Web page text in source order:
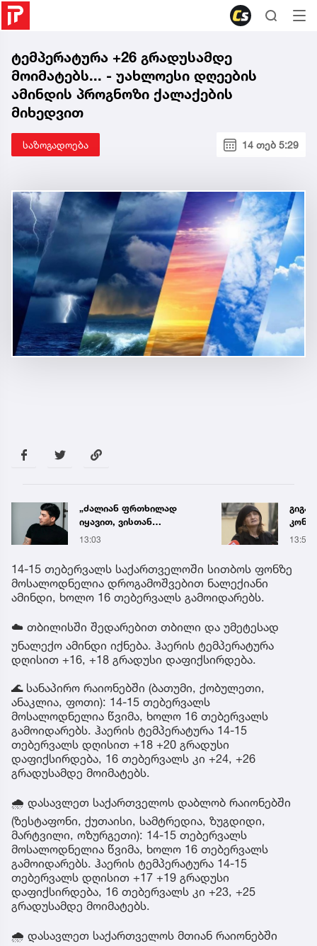
ტემპერატურა +26 გრადუსამდე
მოიმატებს... - უახლოესი დღეების
ამინდის პროგნოზი ქალაქების
მიხედვით
საზოგადოება 14 თებ 5:29
გიგაზე თავდასხმამდე
კონსულტაცია გაიარა... -
რა დეტალებს
მასწავლებლის დედა
13:54 22
14-15 თებერვალს საქართველოში სითბოს ფონზე
მოსალოდნელია დროგამოშვებით ნალექიანი
ამინდი, ხოლო 16 თებერვალს გამოიდარებს.
☁️ თბილისში შედარებით თბილი და უმეტესად
უნალექო ამინდი იქნება. ჰაერის ტემპერატურა
დღისით +16, +18 გრადუსი დაფიქსირდება.
🌊 სანაპირო რაიონებში (ბათუმი, ქობულეთი,
ანაკლია, ფოთი): 14-15 თებერვალს
მოსალოდნელია წვიმა, ხოლო 16 თებერვალს
გამოიდარებს. ჰაერის ტემპერატურა 14-15
თებერვალს დღისით +18 +20 გრადუსი
დაფიქსირდება, 16 თებერვალს კი +24, +26
გრადუსამდე მოიმატებს.
🌧 დასავლეთ საქართველოს დაბლობ რაიონებში
(ზესტაფონი, ქუთაისი, სამტრედია, ზუგდიდი,
მარტვილი, ოზურგეთი): 14-15 თებერვალს
მოსალოდნელია წვიმა, ხოლო 16 თებერვალს
გამოიდარებს. ჰაერის ტემპერატურა 14-15
თებერვალს დღისით +17 +19 გრადუსი
დაფიქსირდება, 16 თებერვალს კი +23, +25
გრადუსამდე მოიმატებს.
🌧 დასავლეთ საქართველოს მთიან რაიონებში